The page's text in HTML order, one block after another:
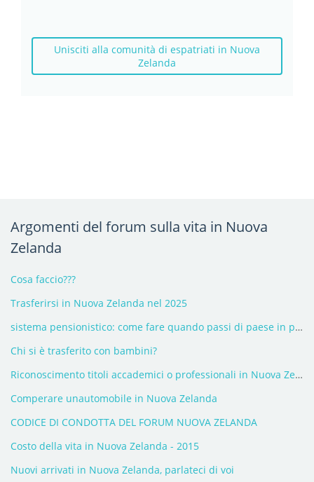
Unisciti alla comunità di espatriati in Nuova
Zelanda
Argomenti del forum sulla vita in Nuova
Zelanda
Cosa faccio???
Trasferirsi in Nuova Zelanda nel 2025
sistema pensionistico: come fare quando passi di paese in paese?
Chi si è trasferito con bambini?
Riconoscimento titoli accademici o professionali in Nuova Zelanda
Comperare unautomobile in Nuova Zelanda
CODICE DI CONDOTTA DEL FORUM NUOVA ZELANDA
Costo della vita in Nuova Zelanda - 2015
Nuovi arrivati in Nuova Zelanda, parlateci di voi